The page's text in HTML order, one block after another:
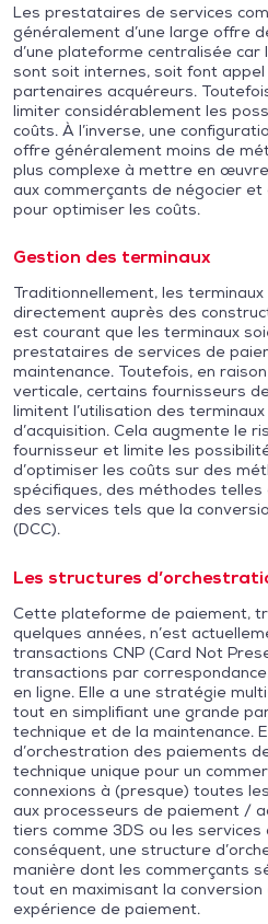
Les prestataires de services
généralement d’une large offre
d’une plateforme centralisée car
sont soit internes, soit font
partenaires acquéreurs.
limiter considérablement les
coûts. À l’inverse, une
offre généralement moins de
plus complexe à mettre en
aux commerçants de négocier
pour optimiser les coûts.
Gestion des terminaux
Traditionnellement, les
directement auprès des
est courant que les terminaux
prestataires de services de
maintenance. Toutefois, en
verticale, certains fournisseurs
limitent l’utilisation des
d’acquisition. Cela augmente le
fournisseur et limite les
d’optimiser les coûts sur des
spécifiques, des méthodes telles
des services tels que la
(DCC).
Les structures
Cette plateforme de paiement,
quelques années, n’est
transactions CNP (Card Not
transactions par
en ligne. Elle a une stratégie
tout en simplifiant une grande
technique et de la maintenance.
d’orchestration des paiements
technique unique pour un
connexions à (presque) toutes
aux processeurs de paiement /
tiers comme 3DS ou les
conséquent, une structure
manière dont les commerçants
tout en maximisant la
expérience de paiement.